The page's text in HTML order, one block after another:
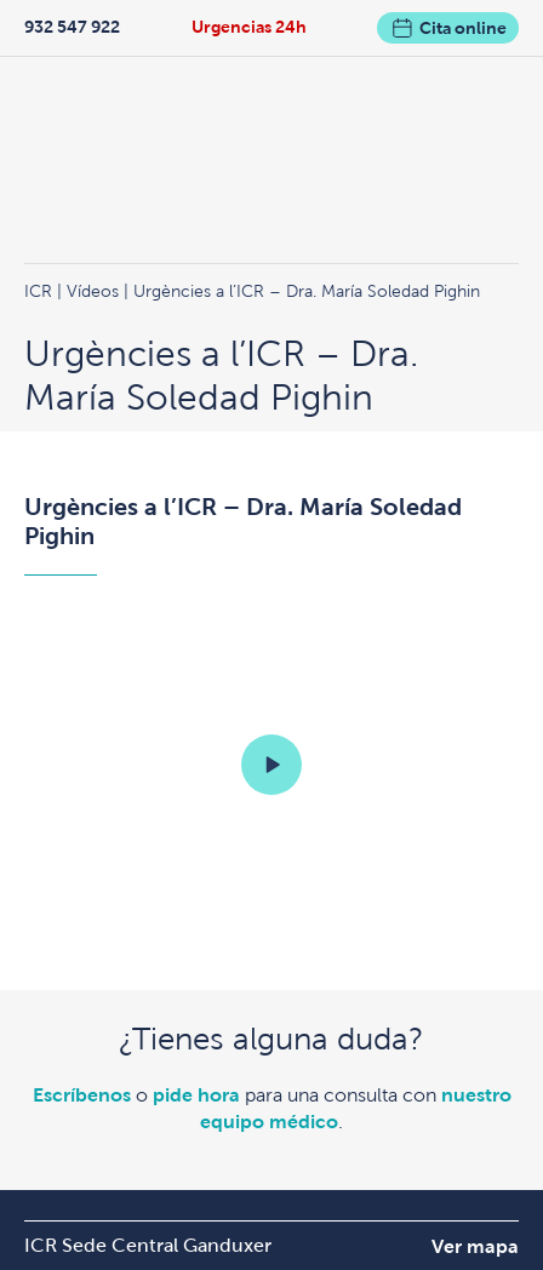
Urgencias 24h
932 547 922 Cita online
ICR Vídeos | Urgències a l’ICR – Dra. María Soledad Pighin
Urgències a l’ICR – Dra.
María Soledad Pighin
Urgències a l’ICR – Dra. María Soledad
Pighin
¿Tienes alguna duda?
Escríbenoso pide hora para una consulta con nuestro
equipo médico
ICR Sede Central Ganduxer Ver mapa